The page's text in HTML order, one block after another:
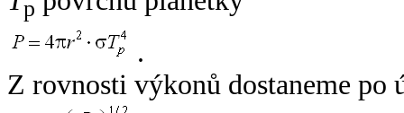
p
.
Z rovnosti výkonů dostaneme po